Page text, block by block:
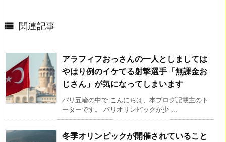
 関連記事
アラフィフおっさんの一人としましては
やはり例のイケてる射撃選手「無課金お
じさん」が気になってしまいます
パリ五輪の中で こんにちは、本ブログ記載主のト
ーターです。 パリオリンピックが少 ...
冬季オリンピックが開催されていること